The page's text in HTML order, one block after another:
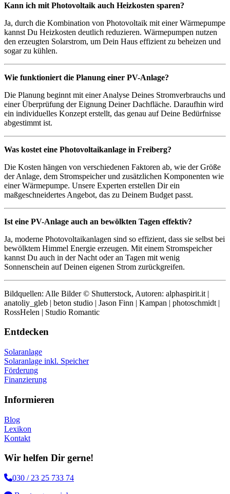
Kann ich mit Photovoltaik auch Heizkosten sparen?
Ja, durch die Kombination von Photovoltaik mit einer Wärmepumpe
kannst Du Heizkosten deutlich reduzieren. Wärmepumpen nutzen
den erzeugten Solarstrom, um Dein Haus effizient zu beheizen und
sogar zu kühlen.
Wie funktioniert die Planung einer PV-Anlage?
Die Planung beginnt mit einer Analyse Deines Stromverbrauchs und
einer Überprüfung der Eignung Deiner Dachfläche. Daraufhin wird
ein individuelles Konzept erstellt, das genau auf Deine Bedürfnisse
abgestimmt ist.
Was kostet eine Photovoltaikanlage in Freiberg?
Die Kosten hängen von verschiedenen Faktoren ab, wie der Größe
der Anlage, dem Stromspeicher und zusätzlichen Komponenten wie
einer Wärmepumpe. Unsere Experten erstellen Dir ein
maßgeschneidertes Angebot, das zu Deinem Budget passt.
Ist eine PV-Anlage auch an bewölkten Tagen effektiv?
Ja, moderne Photovoltaikanlagen sind so effizient, dass sie selbst bei
bewölktem Himmel Energie erzeugen. Mit einem Stromspeicher
kannst Du auch in der Nacht oder an Tagen mit wenig
Sonnenschein auf Deinen eigenen Strom zurückgreifen.
Bildquellen: Alle Bilder © Shutterstock, Autoren: alphaspirit.it |
anatoliy_gleb | beton studio | Jason Finn | Kampan | photoschmidt |
RossHelen | Studio Romantic
Entdecken
Solaranlage
Solaranlage inkl. Speicher
Förderung
Finanzierung
Informieren
Blog
Lexikon
Kontakt
Wir helfen Dir gerne!
030 / 23 25 733 74